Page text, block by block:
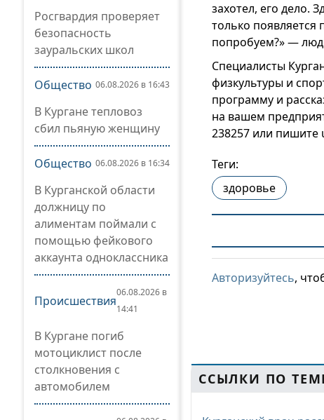
Росгвардия проверяет
безопасность
зауральских школ
Общество 06.08.2026 в 16:43
В Кургане тепловоз
сбил пьяную женщину
Общество 06.08.2026 в 16:34
В Курганской области
должницу по
алиментам поймали с
помощью фейкового
аккаунта одноклассника
Происшествия
06.08.2026 в
14:41
В Кургане погиб
мотоциклист после
столкновения с
автомобилем
захотел, его дело.
только появляется
попробуем?» —
Специалисты
физкультуры и
программу и
на вашем
238257 или пишите
Теги:
здоровье
Авторизуйтесь,
ССЫЛКИ ПО